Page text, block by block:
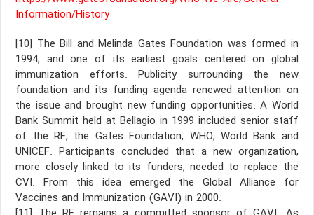
Information/History
[10] The Bill and Melinda Gates Foundation was formed in
1994, and one of its earliest goals centered on global
immunization efforts. Publicity surrounding the new
foundation and its funding agenda renewed attention on
the issue and brought new funding opportunities. A World
Bank Summit held at Bellagio in 1999 included senior staff
of the RF, the Gates Foundation, WHO, World Bank and
UNICEF. Participants concluded that a new organization,
more closely linked to its funders, needed to replace the
CVI. From this idea emerged the Global Alliance for
Vaccines and Immunization (GAVI) in 2000.